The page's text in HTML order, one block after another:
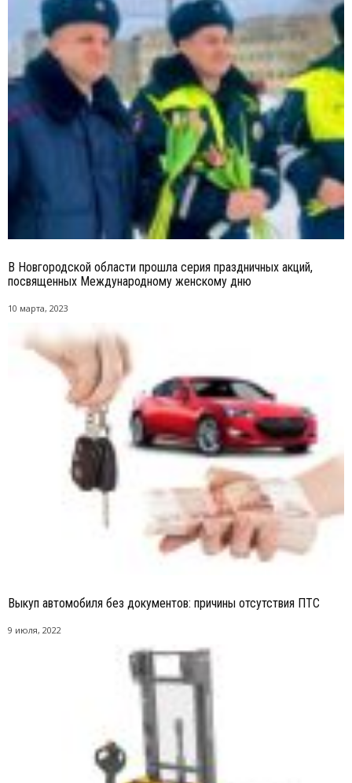
В Новгородской области прошла серия праздничных акций,
посвященных Международному женскому дню
10 марта, 2023
Выкуп автомобиля без документов: причины отсутствия ПТС
9 июля, 2022